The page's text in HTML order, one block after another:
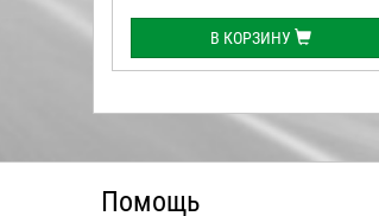
В КОРЗИНУ
Помощь